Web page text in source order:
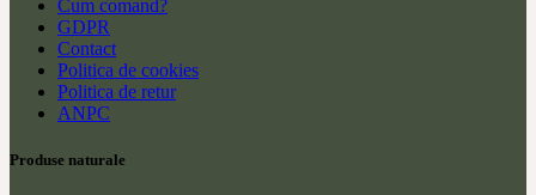
Cum comand?
GDPR
Contact
Politica de cookies
Politica de retur
ANPC
Produse naturale